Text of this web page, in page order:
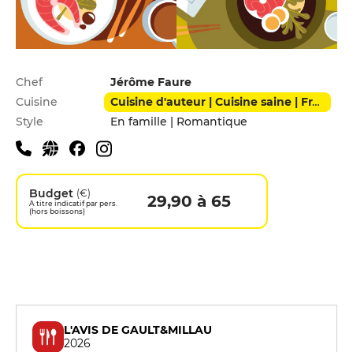
Infos pratiques
Chef
Jérôme Faure
Cuisine
Cuisine d'auteur | Cuisine saine | Français | Moderne
Style
En famille | Romantique
Budget (€)
A titre indicatif par pers.
(hors boissons)
29,90 à 65
L'AVIS DE GAULT&MILLAU
2026